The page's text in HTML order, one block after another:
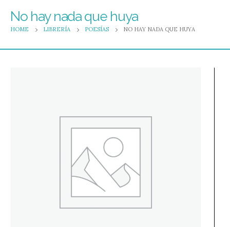
No hay nada que huya
HOME LIBRERÍA POESÍAS NO HAY NADA QUE HUYA